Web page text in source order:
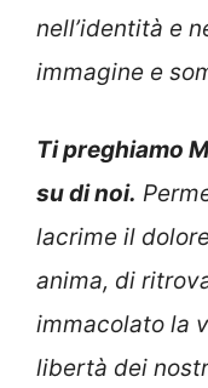
nell’identità e
immagine e
Ti preghiamo
su di noi.
lacrime il
anima, di
immacolato la
libertà dei